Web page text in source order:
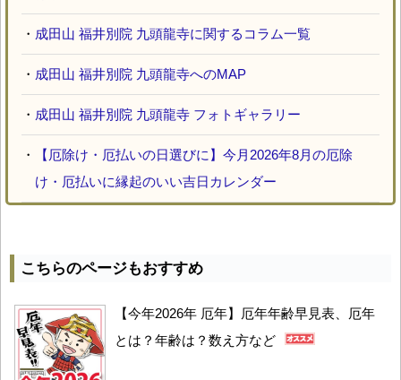
・ 成田山 福井別院 九頭龍寺に関するコラム一覧
・ 成田山 福井別院 九頭龍寺へのMAP
・ 成田山 福井別院 九頭龍寺 フォトギャラリー
・
【厄除け・厄払いの日選びに】今月2026年8月の厄除
け・厄払いに縁起のいい吉日カレンダー
こちらのページもおすすめ
【今年2026年 厄年】厄年年齢早見表、厄年
とは？年齢は？数え方など